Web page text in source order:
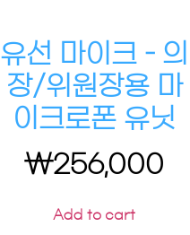
유선 마이크 – 의
장/위원장용 마
이크로폰 유닛
₩256,000
Add to cart